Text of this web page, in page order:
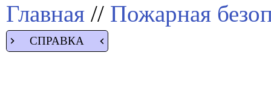
Главная // Пожарная
СПРАВКА